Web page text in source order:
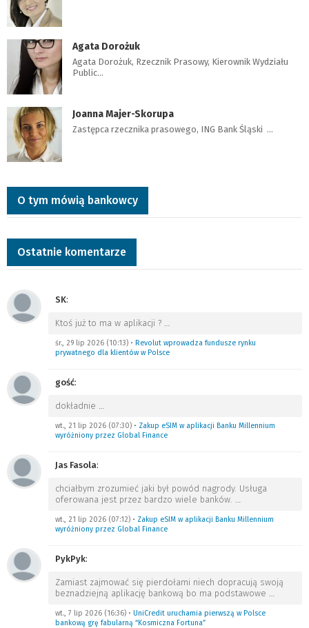
Agata Dorożuk
Agata Dorożuk, Rzecznik Prasowy, Kierownik Wydziału
Public…
Joanna Majer-Skorupa
Zastępca rzecznika prasowego, ING Bank Śląski …
O tym mówią bankowcy
Ostatnie komentarze
SK:
Ktoś już to ma w aplikacji ? …
śr., 29 lip 2026 (10:13) • Revolut wprowadza fundusze rynku
prywatnego dla klientów w Polsce
gość:
dokładnie …
wt., 21 lip 2026 (07:30) • Zakup eSIM w aplikacji Banku Millennium
wyróżniony przez Global Finance
Jas Fasola:
chciałbym zrozumieć jaki był powód nagrody. Usługa
oferowana jest przez bardzo wiele banków. …
wt., 21 lip 2026 (07:12) • Zakup eSIM w aplikacji Banku Millennium
wyróżniony przez Global Finance
PykPyk:
Zamiast zajmować się pierdołami niech dopracują swoją
beznadziejną aplikację bankową bo ma podstawowe …
wt., 7 lip 2026 (16:36) • UniCredit uruchamia pierwszą w Polsce
bankową grę fabularną “Kosmiczna Fortuna”